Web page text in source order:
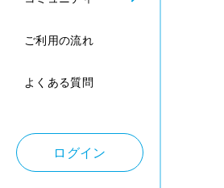
ご利用の流れ
よくある質問
ログイン